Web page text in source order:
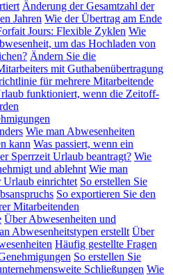
Änderung der Gesamtzahl der
Jahren Wie der Übertrag am Ende
Jours: Flexible Zyklen Wie
um das Hochladen von
Ändern Sie die
mit Guthabenübertragung
für mehrere Mitarbeitende
funktioniert, wenn die Zeitoff-
Wie man Abwesenheiten
kann Was passiert, wenn ein
Sperrzeit Urlaub beantragt? Wie
und ablehnt Wie man
Urlaub einrichtet So erstellen Sie
So exportieren Sie den
Mitarbeitenden
Über Abwesenheiten und
Abwesenheitstypen erstellt Über
Häufig gestellte Fragen
So erstellen Sie
Schließungen Wie